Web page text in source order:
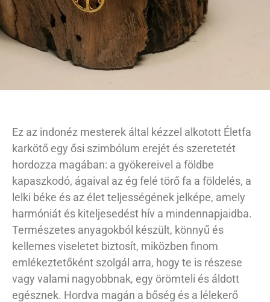
Ez az indonéz mesterek által kézzel alkotott Életfa
karkötő egy ősi szimbólum erejét és szeretetét
hordozza magában: a gyökereivel a földbe
kapaszkodó, ágaival az ég felé törő fa a földelés, a
lelki béke és az élet teljességének jelképe, amely
harmóniát és kiteljesedést hív a mindennapjaidba.
Természetes anyagokból készült, könnyű és
kellemes viseletet biztosít, miközben finom
emlékeztetőként szolgál arra, hogy te is részese
vagy valami nagyobbnak, egy örömteli és áldott
egésznek. Hordva magán a bőség és a lélekerő